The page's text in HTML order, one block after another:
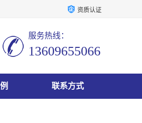
资质认证
服务热线：
13609655066
联系方式